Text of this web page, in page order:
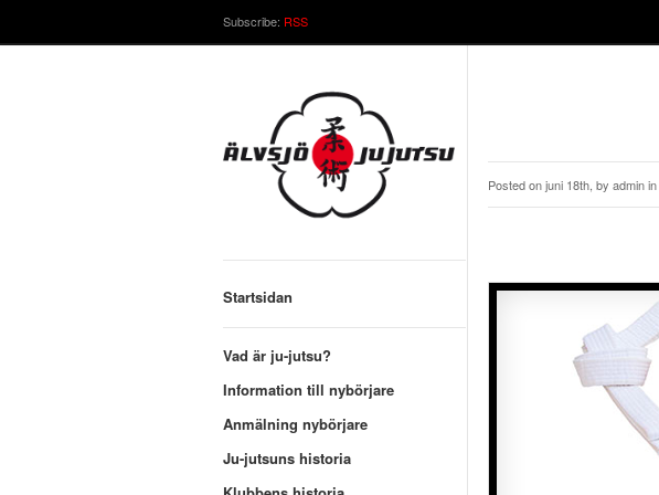
Subscribe: RSS
Startsidan
Vad är ju-jutsu?
Information till nybörjare
Anmälning nybörjare
Ju-jutsuns historia
Posted on juni 18th, by admin in